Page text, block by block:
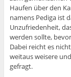
Haufen über den
namens Pediga ist
Unzufriedenheit,
werden sollte,
Dabei reicht es
weitaus weisere
gefragt.